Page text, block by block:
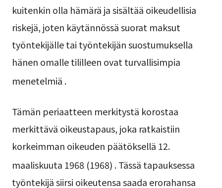
kuitenkin olla hämärä ja sisältää oikeudellisia
riskejä, joten käytännössä suorat maksut
työntekijälle tai työntekijän suostumuksella
hänen omalle tililleen ovat turvallisimpia
menetelmiä .
Tämän periaatteen merkitystä korostaa
merkittävä oikeustapaus, joka ratkaistiin
korkeimman oikeuden päätöksellä 12.
maaliskuuta 1968 (1968) . Tässä tapauksessa
työntekijä siirsi oikeutensa saada erorahansa